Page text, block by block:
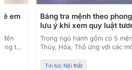
em
đến
ta
Bảng tra mệnh theo
lưu ý khi xem quy luật
khác
Trong ngũ hành gồm có 5
Thủy, Hỏa, Thổ ứng với các
đến nhau. Mỗi mệnh lại gồm
Tin tức Nội thất